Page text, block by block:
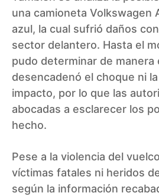
una camioneta Volkswagen
azul, la cual sufrió daños
sector delantero. Hasta el
pudo determinar de manera
desencadenó el choque ni
impacto, por lo que las
abocadas a esclarecer los
hecho.
Pese a la violencia del
víctimas fatales ni heridos
según la información